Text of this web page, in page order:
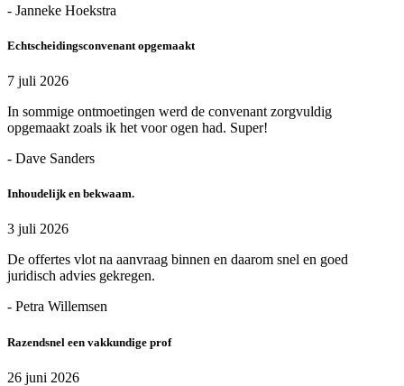
- Janneke Hoekstra
Echtscheidingsconvenant opgemaakt
7 juli 2026
In sommige ontmoetingen werd de convenant zorgvuldig
opgemaakt zoals ik het voor ogen had. Super!
- Dave Sanders
Inhoudelijk en bekwaam.
3 juli 2026
De offertes vlot na aanvraag binnen en daarom snel en goed
juridisch advies gekregen.
- Petra Willemsen
Razendsnel een vakkundige prof
26 juni 2026